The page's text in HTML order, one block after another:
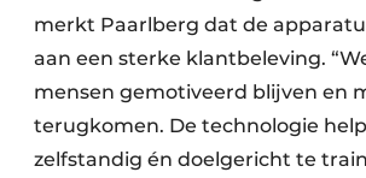
merkt Paarlberg dat de
aan een sterke klantbeleving.
mensen gemotiveerd blijven en
terugkomen. De technologie
zelfstandig én doelgericht te